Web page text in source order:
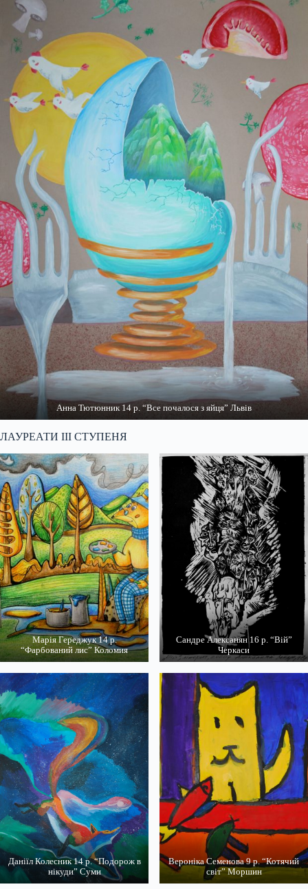
Анна Тютюнник 14 р. “Все почалося з яйця” Львів
ЛАУРЕАТИ ІІІ СТУПЕНЯ
Марія Гереджук 14 р.
“Фарбований лис” Коломия
Сандре Алексанян 16 р. “Вій”
Черкаси
Даніїл Колесник 14 р. “Подорож в
нікуди” Суми
Вероніка Семенова 9 р. “Котячий
світ” Моршин